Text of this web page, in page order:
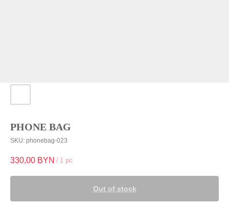
PHONE BAG
SKU: phonebag-023
330,00 BYN / 1 pc
Out of stock